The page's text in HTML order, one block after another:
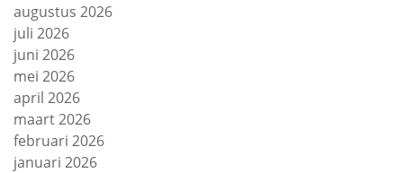
augustus 2026
juli 2026
juni 2026
mei 2026
april 2026
maart 2026
februari 2026
januari 2026